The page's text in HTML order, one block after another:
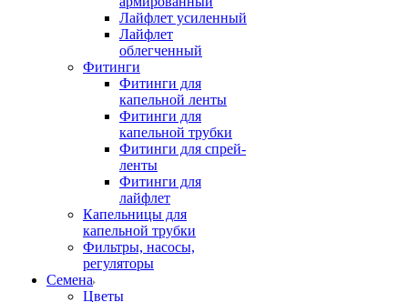
Лайфлет усиленный
Лайфлет
облегченный
Фитинги
Фитинги для
капельной ленты
Фитинги для
капельной трубки
Фитинги для спрей-
ленты
Фитинги для
лайфлет
Капельницы для
капельной трубки
Фильтры, насосы,
регуляторы
Семена
Цветы